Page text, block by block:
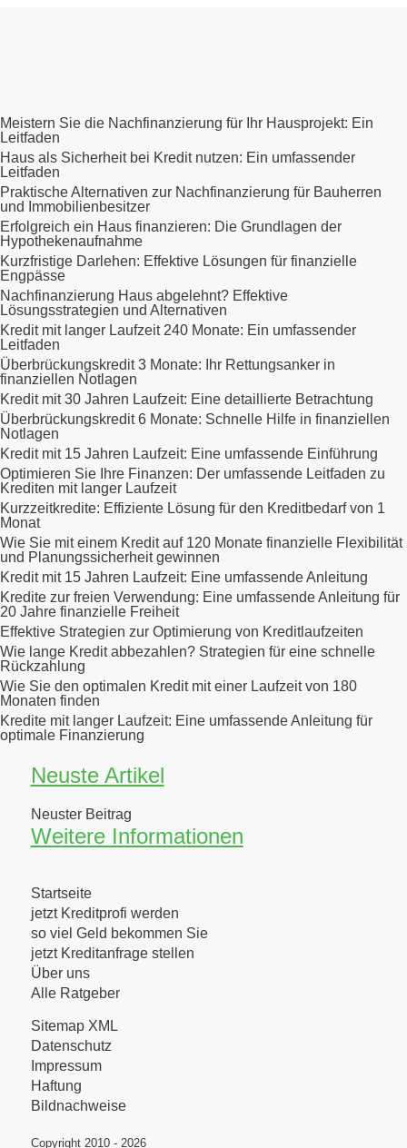
Meistern Sie die Nachfinanzierung für Ihr Hausprojekt: Ein
Leitfaden
Haus als Sicherheit bei Kredit nutzen: Ein umfassender
Leitfaden
Praktische Alternativen zur Nachfinanzierung für Bauherren
und Immobilienbesitzer
Erfolgreich ein Haus finanzieren: Die Grundlagen der
Hypothekenaufnahme
Kurzfristige Darlehen: Effektive Lösungen für finanzielle
Engpässe
Nachfinanzierung Haus abgelehnt? Effektive
Lösungsstrategien und Alternativen
Kredit mit langer Laufzeit 240 Monate: Ein umfassender
Leitfaden
Überbrückungskredit 3 Monate: Ihr Rettungsanker in
finanziellen Notlagen
Kredit mit 30 Jahren Laufzeit: Eine detaillierte Betrachtung
Überbrückungskredit 6 Monate: Schnelle Hilfe in finanziellen
Notlagen
Kredit mit 15 Jahren Laufzeit: Eine umfassende Einführung
Optimieren Sie Ihre Finanzen: Der umfassende Leitfaden zu
Krediten mit langer Laufzeit
Kurzzeitkredite: Effiziente Lösung für den Kreditbedarf von 1
Monat
Wie Sie mit einem Kredit auf 120 Monate finanzielle Flexibilität
und Planungssicherheit gewinnen
Kredit mit 15 Jahren Laufzeit: Eine umfassende Anleitung
Kredite zur freien Verwendung: Eine umfassende Anleitung für
20 Jahre finanzielle Freiheit
Effektive Strategien zur Optimierung von Kreditlaufzeiten
Wie lange Kredit abbezahlen? Strategien für eine schnelle
Rückzahlung
Wie Sie den optimalen Kredit mit einer Laufzeit von 180
Monaten finden
Kredite mit langer Laufzeit: Eine umfassende Anleitung für
optimale Finanzierung
Neuste Artikel
Neuster Beitrag
Weitere Informationen
Startseite
jetzt Kreditprofi werden
so viel Geld bekommen Sie
jetzt Kreditanfrage stellen
Über uns
Alle Ratgeber
Sitemap XML
Datenschutz
Impressum
Haftung
Bildnachweise
Copyright 2010 - 2026